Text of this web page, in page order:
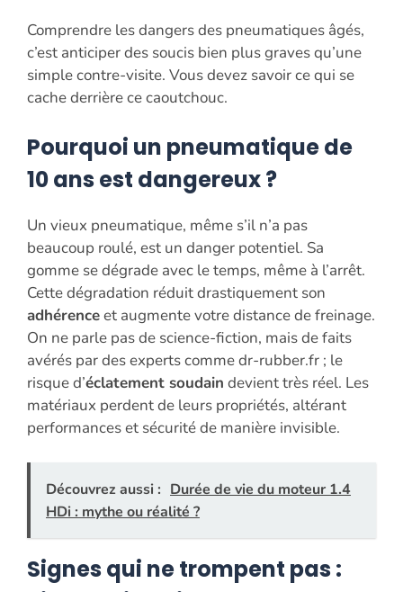
Comprendre les dangers des pneumatiques âgés,
c’est anticiper des soucis bien plus graves qu’une
simple contre-visite. Vous devez savoir ce qui se
cache derrière ce caoutchouc.
Pourquoi un pneumatique de
10 ans est dangereux ?
Un vieux pneumatique, même s’il n’a pas
beaucoup roulé, est un danger potentiel. Sa
gomme se dégrade avec le temps, même à l’arrêt.
Cette dégradation réduit drastiquement son
adhérenceet augmente votre distance de freinage.
On ne parle pas de science-fiction, mais de faits
avérés par des experts comme dr-rubber.fr ; le
risque d’éclatement soudain devient très réel. Les
matériaux perdent de leurs propriétés, altérant
performances et sécurité de manière invisible.
Découvrez aussi : Durée de vie du moteur 1.4
HDi : mythe ou réalité ?
Signes qui ne trompent pas :